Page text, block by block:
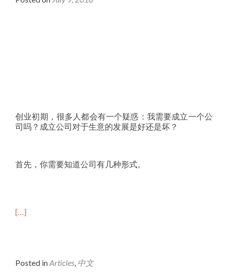
创业初期，很多人都会有一个疑惑：我需要成立一个公
司吗？成立公司对于生意的发展是好还是坏？
首先，你需要知道公司有几种形式。
[…]
Posted inArticles, 中文